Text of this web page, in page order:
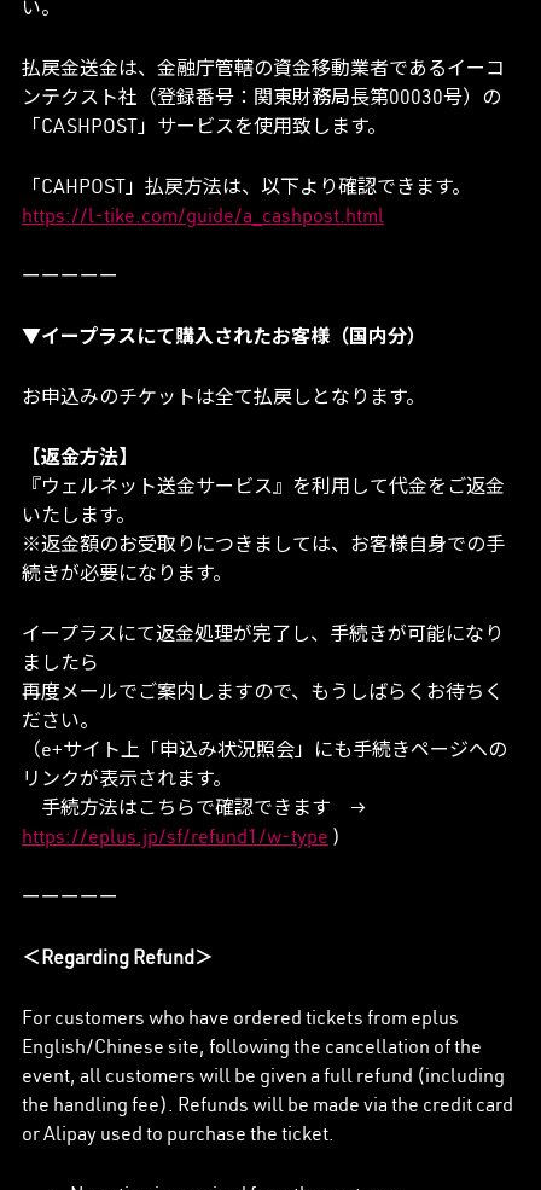
い。
払戻金送金は、金融庁管轄の資金移動業者であるイーコ
ンテクスト社（登録番号：関東財務局長第00030号）の
「CASHPOST」サービスを使用致します。
「CAHPOST」払戻方法は、以下より確認できます。
https://l-tike.com/guide/a_cashpost.html
ーーーーー
▼イープラスにて購入されたお客様（国内分）
お申込みのチケットは全て払戻しとなります。
【返金方法】
『ウェルネット送金サービス』を利用して代金をご返金
いたします。
※返金額のお受取りにつきましては、お客様自身での手
続きが必要になります。
イープラスにて返金処理が完了し、手続きが可能になり
ましたら
再度メールでご案内しますので、もうしばらくお待ちく
ださい。
（e+サイト上「申込み状況照会」にも手続きページへの
リンクが表示されます。
手続方法はこちらで確認できます →
https://eplus.jp/sf/refund1/w-type )
ーーーーー
＜Regarding Refund＞
For customers who have ordered tickets from eplus
English/Chinese site, following the cancellation of the
event, all customers will be given a full refund (including
the handling fee). Refunds will be made via the credit card
or Alipay used to purchase the ticket.